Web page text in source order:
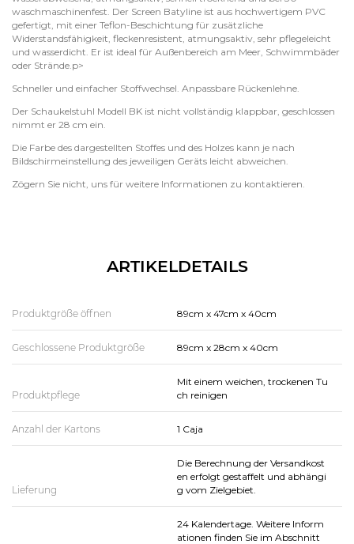
waschmaschinenfest. Der Screen Batyline ist aus hochwertigem PVC
gefertigt, mit einer Teflon-Beschichtung für zusätzliche
Widerstandsfähigkeit, fleckenresistent, atmungsaktiv, sehr pflegeleicht
und wasserdicht. Er ist ideal für Außenbereich am Meer, Schwimmbäder
oder Strände.p>
Schneller und einfacher Stoffwechsel. Anpassbare Rückenlehne.
Der Schaukelstuhl Modell BK ist nicht vollständig klappbar, geschlossen
nimmt er 28 cm ein.
Die Farbe des dargestellten Stoffes und des Holzes kann je nach
Bildschirmeinstellung des jeweiligen Geräts leicht abweichen.
Zögern Sie nicht, uns für weitere Informationen zu kontaktieren.
ARTIKELDETAILS
Produktgröße öffnen 89cm x 47cm x 40cm
Geschlossene Produktgröße 89cm x 28cm x 40cm
Produktpflege
Mit einem weichen, trockenen Tu
ch reinigen
Anzahl der Kartons 1 Caja
Lieferung
Die Berechnung der Versandkost
en erfolgt gestaffelt und abhängi
g vom Zielgebiet.
24 Kalendertage. Weitere Inform
ationen finden Sie im Abschnitt